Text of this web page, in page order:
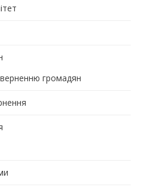
громадян